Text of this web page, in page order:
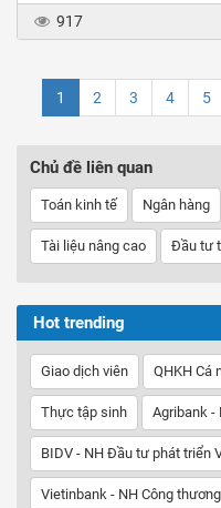
917
1 2 3 4 5
Chủ đề liên quan
Toán kinh tế Ngân hàng
Tài liệu nâng cao Đầu tư
Hot trending
Giao dịch viên QHKH Cá
Thực tập sinh Agribank -
BIDV - NH Đầu tư phát triển
Vietinbank - NH Công